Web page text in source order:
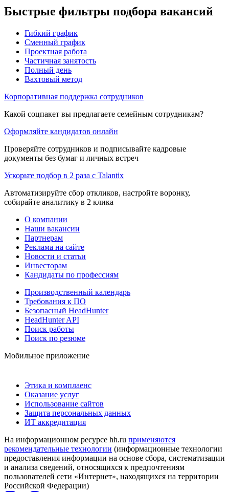
Быстрые фильтры подбора вакансий
Гибкий график
Сменный график
Проектная работа
Частичная занятость
Полный день
Вахтовый метод
Корпоративная поддержка сотрудников
Какой соцпакет вы предлагаете семейным сотрудникам?
Оформляйте кандидатов онлайн
Проверяйте сотрудников и подписывайте кадровые
документы без бумаг и личных встреч
Ускорьте подбор в 2 раза с Talantix
Автоматизируйте сбор откликов, настройте воронку,
собирайте аналитику в 2 клика
О компании
Наши вакансии
Партнерам
Реклама на сайте
Новости и статьи
Инвесторам
Кандидаты по профессиям
Производственный календарь
Требования к ПО
Безопасный HeadHunter
HeadHunter API
Поиск работы
Поиск по резюме
Мобильное приложение
Этика и комплаенс
Оказание услуг
Использование сайтов
Защита персональных данных
ИТ аккредитация
На информационном ресурсе hh.ru применяются
рекомендательные технологии (информационные технологии
предоставления информации на основе сбора, систематизации
и анализа сведений, относящихся к предпочтениям
пользователей сети «Интернет», находящихся на территории
Российской Федерации)